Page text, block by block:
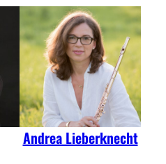
Andrea Lieberknecht